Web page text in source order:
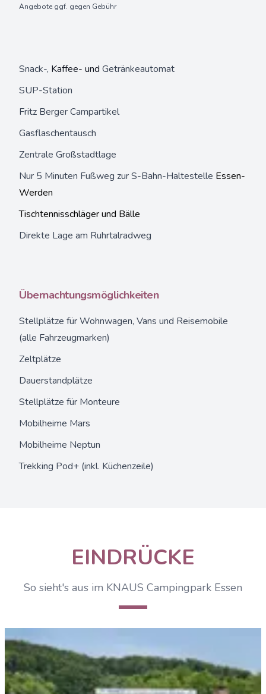
Angebote ggf. gegen Gebühr
Snack-, Kaffee- und Getränkeautomat
SUP-Station
Fritz Berger Campartikel
Gasflaschentausch
Zentrale Großstadtlage
Nur 5 Minuten Fußweg zur S-Bahn-Haltestelle Essen-
Werden
Tischtennisschläger und Bälle
Direkte Lage am Ruhrtalradweg
Übernachtungsmöglichkeiten
Stellplätze für Wohnwagen, Vans und Reisemobile
(alle Fahrzeugmarken)
Zeltplätze
Dauerstandplätze
Stellplätze für Monteure
Mobilheime Mars
Mobilheime Neptun
Trekking Pod+ (inkl. Küchenzeile)
EINDRÜCKE
So sieht's aus im KNAUS Campingpark Essen